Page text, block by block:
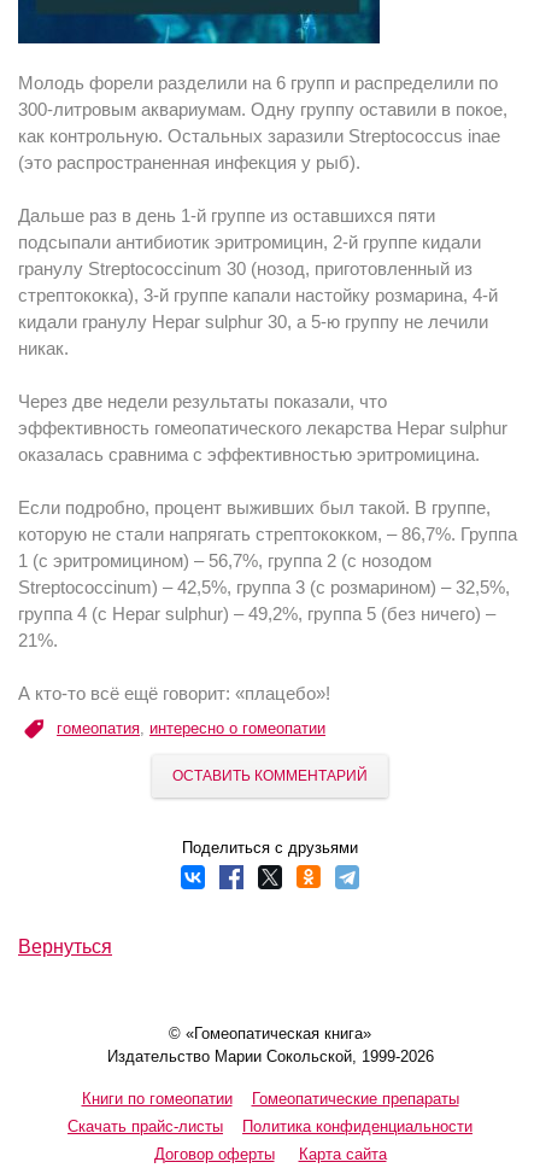
Молодь форели разделили на 6 групп и распределили по
300-литровым аквариумам. Одну группу оставили в покое,
как контрольную. Остальных заразили Streptococcus inae
(это распространенная инфекция у рыб).
Дальше раз в день 1-й группе из оставшихся пяти
подсыпали антибиотик эритромицин, 2-й группе кидали
гранулу Streptococcinum 30 (нозод, приготовленный из
стрептококка), 3-й группе капали настойку розмарина, 4-й
кидали гранулу Hepar sulphur 30, а 5-ю группу не лечили
никак.
Через две недели результаты показали, что
эффективность гомеопатического лекарства Hepar sulphur
оказалась сравнима с эффективностью эритромицина.
Если подробно, процент выживших был такой. В группе,
которую не стали напрягать стрептококком, – 86,7%. Группа
1 (с эритромицином) – 56,7%, группа 2 (с нозодом
Streptococcinum) – 42,5%, группа 3 (с розмарином) – 32,5%,
группа 4 (с Hepar sulphur) – 49,2%, группа 5 (без ничего) –
21%.
А кто-то всё ещё говорит: «плацебо»!
гомеопатия, интересно о гомеопатии
ОСТАВИТЬ КОММЕНТАРИЙ
Поделиться с друзьями
Вернуться
© «Гомеопатическая книга»
Издательство Марии Сокольской, 1999-2026
Книги по гомеопатии
Гомеопатические препараты
Скачать прайс-листы
Политика конфиденциальности
Договор оферты
Карта сайта